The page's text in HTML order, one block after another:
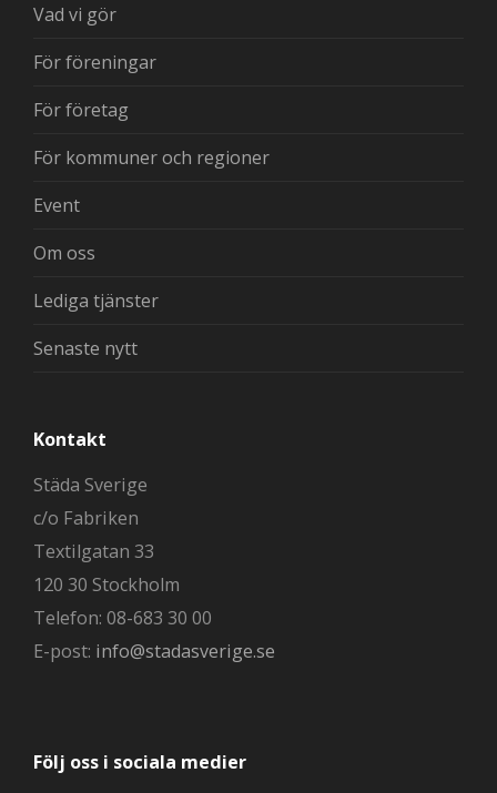
Vad vi gör
För föreningar
För företag
För kommuner och regioner
Event
Om oss
Lediga tjänster
Senaste nytt
Kontakt
Städa Sverige
c/o Fabriken
Textilgatan 33
120 30 Stockholm
Telefon: 08-683 30 00
E-post: info@stadasverige.se
Följ oss i sociala medier